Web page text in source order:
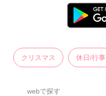
クリスマス 休日/行事
webで探す